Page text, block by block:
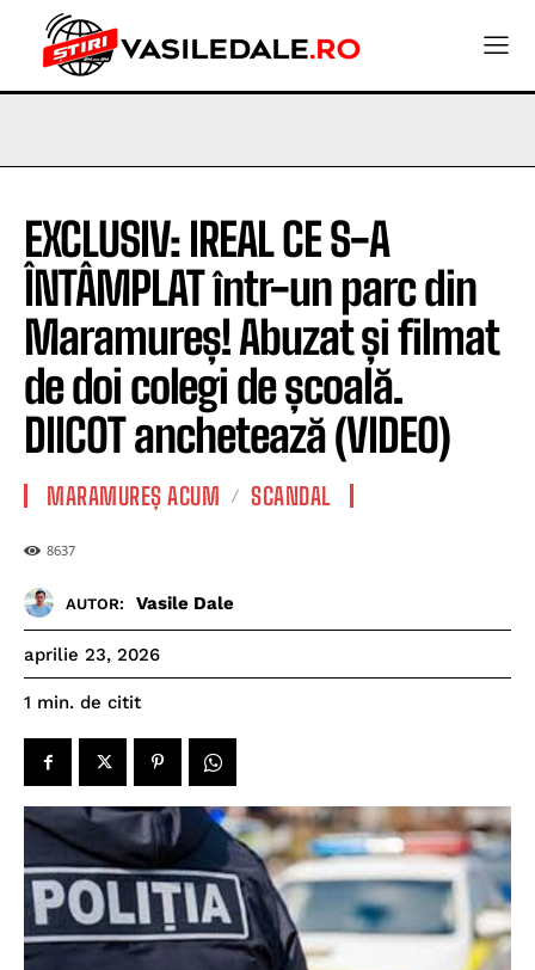
EXCLUSIV: IREAL CE S-A
ÎNTÂMPLAT într-un parc din
Maramureș! Abuzat și filmat
de doi colegi de școală.
DIICOT anchetează (VIDEO)
MARAMUREȘ ACUM SCANDAL
8637
AUTOR: Vasile Dale
aprilie 23, 2026
1 min. de citit